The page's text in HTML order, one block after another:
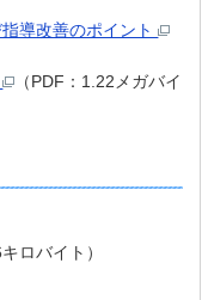
導改善のポイント
（PDF：1.22メガバイ
果
ロバイト）